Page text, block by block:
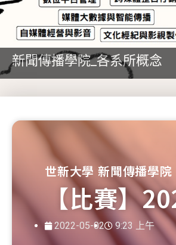
新聞傳播學院_各系所概念
世新大學 新聞傳播學
【比賽】
2022-05-02 9:23 上午